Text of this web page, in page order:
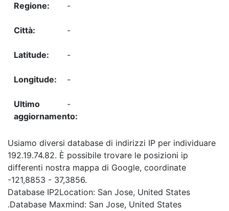
-
-
-
-
-
Usiamo diversi database di indirizzi IP per individuare
192.19.74.82. È possibile trovare le posizioni ip
differenti nostra mappa di Google, coordinate
-121,8853 - 37,3856.
Database IP2Location: San Jose, United States
.Database Maxmind: San Jose, United States